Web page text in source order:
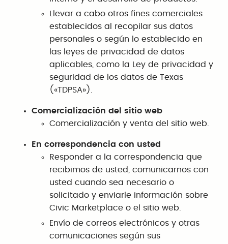
Llevar a cabo otros fines comerciales
establecidos al recopilar sus datos
personales o según lo establecido en
las leyes de privacidad de datos
aplicables, como la Ley de privacidad y
seguridad de los datos de Texas
(«TDPSA»).
Comercialización del sitio web
Comercialización y venta del sitio web.
En correspondencia con usted
Responder a la correspondencia que
recibimos de usted, comunicarnos con
usted cuando sea necesario o
solicitado y enviarle información sobre
Civic Marketplace o el sitio web.
Envío de correos electrónicos y otras
comunicaciones según sus